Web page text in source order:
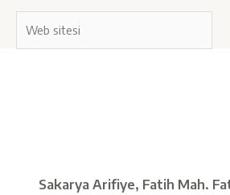
sitesi
Sakarya Arifiye, Fatih Mah.